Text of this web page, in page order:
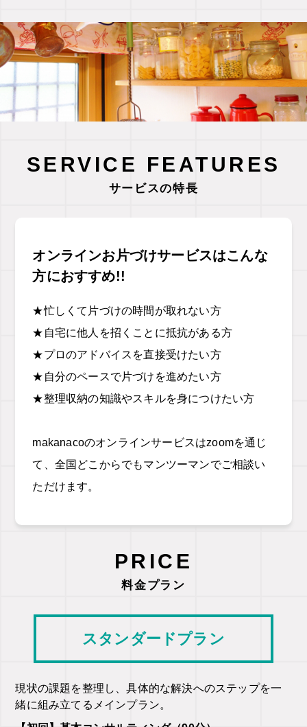
SERVICE FEATURES
サービスの特長
オンラインお片づけサービスはこんな
方におすすめ!!
★忙しくて片づけの時間が取れない方
★自宅に他人を招くことに抵抗がある方
★プロのアドバイスを直接受けたい方
★自分のペースで片づけを進めたい方
★整理収納の知識やスキルを身につけたい方
makanacoのオンラインサービスはzoomを通じ
て、全国どこからでもマンツーマンでご相談い
ただけます。
PRICE
料金プラン
スタンダードプラン
現状の課題を整理し、具体的な解決へのステップを一
緒に組み立てるメインプラン。